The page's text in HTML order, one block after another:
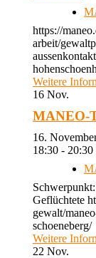
https://
arbeit/
Weitere
16 Nov.
MANEO-
16.
18:30 - 20:30
Geflüchtete
gewalt/
schoeneberg/
Weitere
22 Nov.